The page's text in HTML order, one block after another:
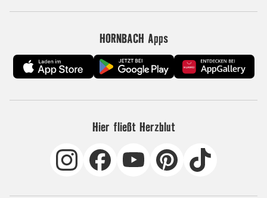
HORNBACH Apps
Hier fließt Herzblut